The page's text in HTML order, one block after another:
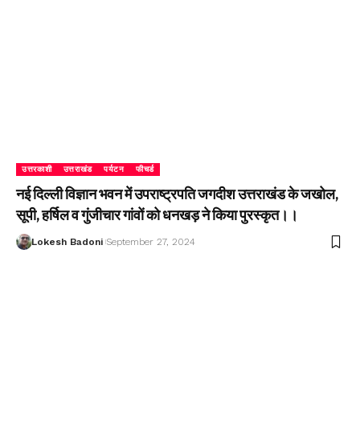
उत्तरकाशी उत्तराखंड पर्यटन फीचर्ड
नई दिल्ली विज्ञान भवन में उपराष्ट्रपति जगदीश उत्तराखंड के जखोल,
सूपी, हर्षिल व गुंजीचार गांवों को धनखड़ ने किया पुरस्कृत।।
Lokesh Badoni September 27, 2024